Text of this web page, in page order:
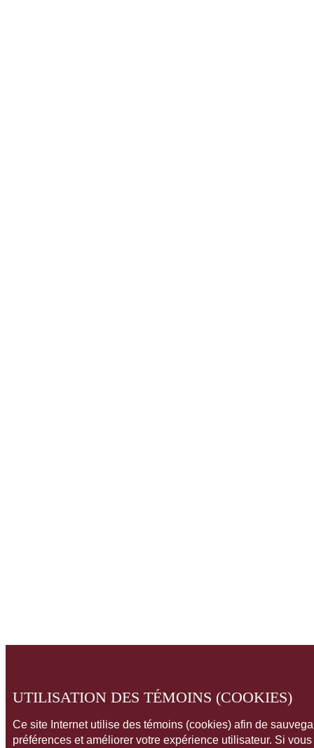
UTILISATION DES TÉMOINS (COOKIES)
Ce site Internet utilise des témoins (cookies) afin de
préférences et améliorer votre expérience utilisateur. Si